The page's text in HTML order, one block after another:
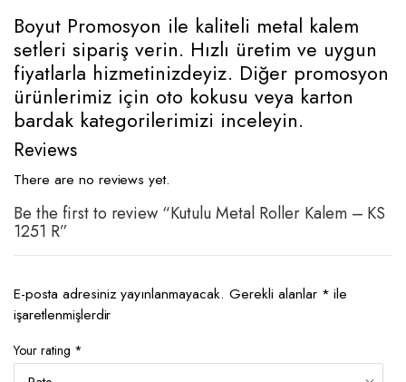
Boyut Promosyon ile kaliteli metal kalem
setleri sipariş verin. Hızlı üretim ve uygun
fiyatlarla hizmetinizdeyiz. Diğer promosyon
ürünlerimiz için oto kokusu veya karton
bardak kategorilerimizi inceleyin.
Reviews
There are no reviews yet.
Be the first to review “Kutulu Metal Roller Kalem – KS
1251 R”
E-posta adresiniz yayınlanmayacak. Gerekli alanlar * ile
işaretlenmişlerdir
Your rating *